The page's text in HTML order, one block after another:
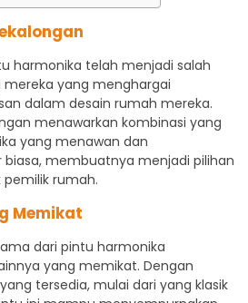
harmonika telah menjadi salah
yang menghargai
dalam desain rumah mereka.
menawarkan kombinasi yang
yang menawan dan
biasa, membuatnya menjadi pilihan
rumah.
Memikat
dari pintu harmonika
yang memikat. Dengan
tersedia, mulai dari yang klasik